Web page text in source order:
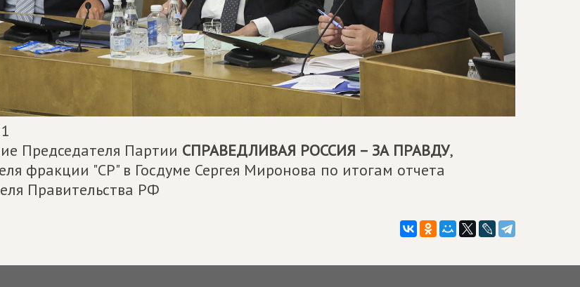
Председателя Партии СПРАВЕДЛИВАЯ РОССИЯ – ЗА ПРАВДУ,
фракции "СР" в Госдуме Сергея Миронова по итогам отчета
Правительства РФ